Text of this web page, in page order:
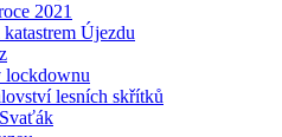
2021
Újezdu
lockdownu
lesních skřítků